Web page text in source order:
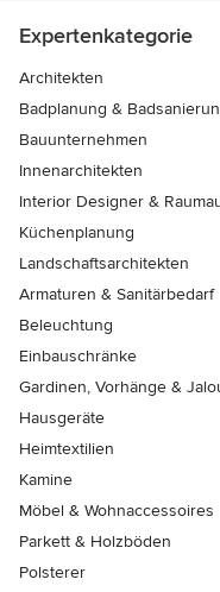
Expertenkategorie
Architekten
Badplanung &
Bauunternehmen
Innenarchitekten
Interior Designer &
Küchenplanung
Landschaftsarchitekten
Armaturen & Sanitärbedarf
Beleuchtung
Einbauschränke
Gardinen, Vorhänge &
Hausgeräte
Heimtextilien
Kamine
Möbel & Wohnaccessoires
Parkett & Holzböden
Polsterer